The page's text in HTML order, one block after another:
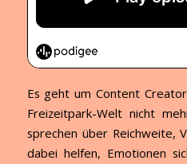
Es geht um Content
Freizeitpark-Welt nicht
sprechen über Reichweite,
dabei helfen, Emotionen